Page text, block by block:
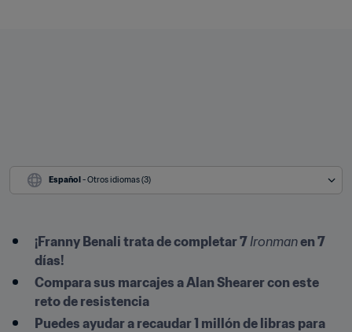
Español - Otros idiomas (3)
¡Franny Benali trata de completar 7 Ironman en 7
días!
Compara sus marcajes a Alan Shearer con este
reto de resistencia
Puedes ayudar a recaudar 1 millón de libras para